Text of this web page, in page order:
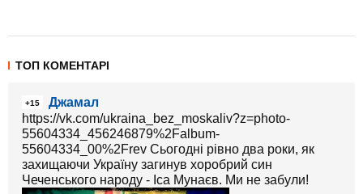
ТОП КОМЕНТАРІ
+15
Джамал
https://vk.com/ukraina_bez_moskaliv?z=photo-
55604334_456246879%2Falbum-
55604334_00%2Frev Сьогодні рівно два роки, як
захищаючи Україну загинув хоробрий син
Чеченського народу - Іса Мунаєв. Ми не забули!